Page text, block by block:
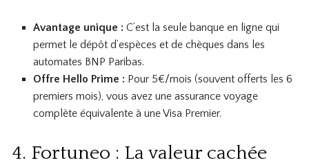
Avantage unique :C’est la seule banque en ligne qui
permet le dépôt d’espèces et de chèques dans les
automates BNP Paribas.
Offre Hello Prime :Pour 5€/mois (souvent offerts les 6
premiers mois), vous avez une assurance voyage
complète équivalente à une Visa Premier.
4. Fortuneo : La valeur cachée